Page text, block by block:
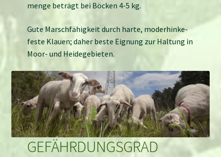
menge beträgt bei Böcken 4-5 kg.
Gute Marschfähigkeit durch harte, moder­hinke­
feste Klauen; daher beste Eignung zur Haltung in
Moor- und Heide­gebieten.
GEFÄHRDUNGSGRAD